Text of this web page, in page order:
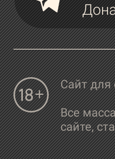
Сайт для
Все
сайте,